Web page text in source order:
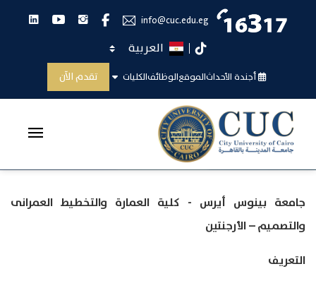
info@cuc.edu.eg فيس بوكانستجراميوتيوبلينكدان
تيك توكاختر اللغة
أجندة الأحداثالموقعالوظائفالكليات تقدم الآن
الرئيسية جامعة بينوس أيرس
جامعة بينوس أيرس - كلية العمارة والتخطيط العمرانى
والتصميم – الأرجنتين
التعريف